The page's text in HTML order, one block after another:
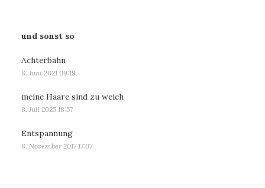
und sonst so
Achterbahn
8. Juni 2021 09:19
meine Haare sind zu weich
8. Juli 2025 18:57
Entspannung
8. November 2017 17:07